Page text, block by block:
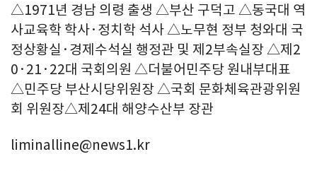
△1971년 경남 의령 출생 △부산 구덕고 △동국대 역
사교육학 학사·정치학 석사 △노무현 정부 청와대 국
정상황실·경제수석실 행정관 및 제2부속실장 △제2
0·21·22대 국회의원 △더불어민주당 원내부대표
△민주당 부산시당위원장 △국회 문화체육관광위원
회 위원장△제24대 해양수산부 장관
liminalline@news1.kr